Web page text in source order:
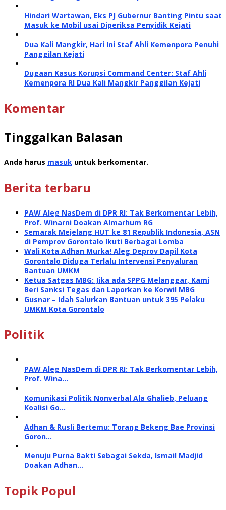
Hindari Wartawan, Eks PJ Gubernur Banting Pintu saat
Masuk ke Mobil usai Diperiksa Penyidik Kejati
Dua Kali Mangkir, Hari Ini Staf Ahli Kemenpora Penuhi
Panggilan Kejati
Dugaan Kasus Korupsi Command Center: Staf Ahli
Kemenpora RI Dua Kali Mangkir Panggilan Kejati
Komentar
Tinggalkan Balasan
Anda harus masuk untuk berkomentar.
Berita terbaru
PAW Aleg NasDem di DPR RI: Tak Berkomentar Lebih,
Prof. Winarni Doakan Almarhum RG
Semarak Mejelang HUT ke 81 Republik Indonesia, ASN
di Pemprov Gorontalo Ikuti Berbagai Lomba
Wali Kota Adhan Murka! Aleg Deprov Dapil Kota
Gorontalo Diduga Terlalu Intervensi Penyaluran
Bantuan UMKM
Ketua Satgas MBG: Jika ada SPPG Melanggar, Kami
Beri Sanksi Tegas dan Laporkan ke Korwil MBG
Gusnar – Idah Salurkan Bantuan untuk 395 Pelaku
UMKM Kota Gorontalo
Politik
PAW Aleg NasDem di DPR RI: Tak Berkomentar Lebih,
Prof. Wina…
Komunikasi Politik Nonverbal Ala Ghalieb, Peluang
Koalisi Go…
Adhan & Rusli Bertemu: Torang Bekeng Bae Provinsi
Goron…
Menuju Purna Bakti Sebagai Sekda, Ismail Madjid
Doakan Adhan…
Topik Popul